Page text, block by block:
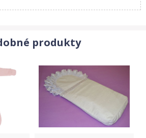
produkty